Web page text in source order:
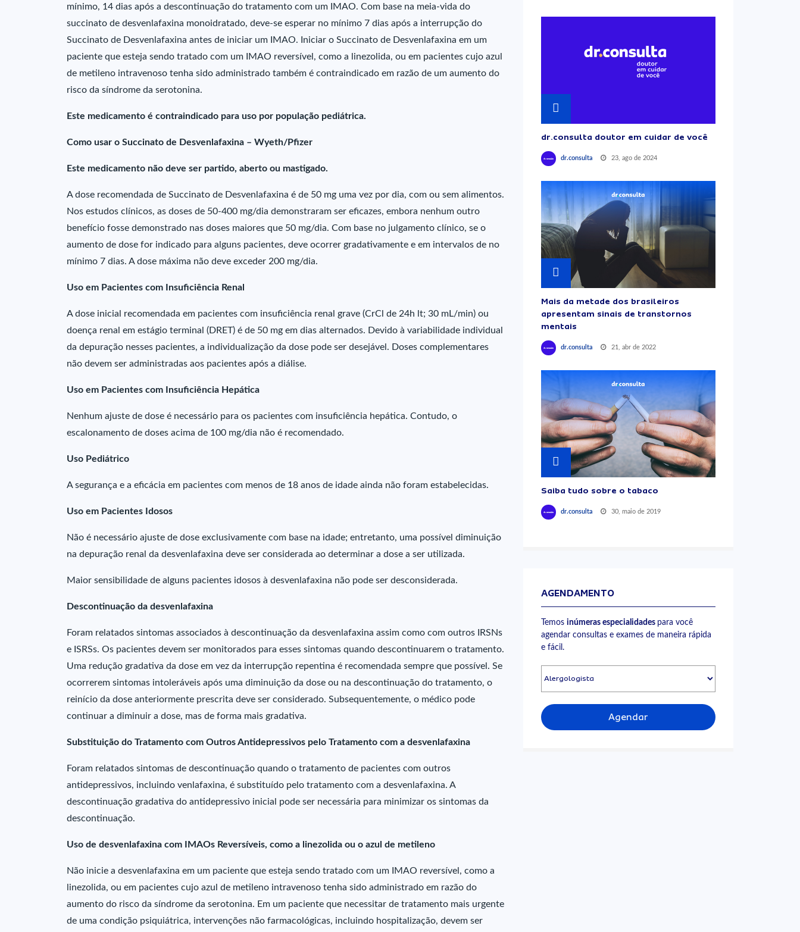
mínimo, 14 dias após a descontinuação do tratamento com um IMAO. Com base na meia-vida do
succinato de desvenlafaxina monoidratado, deve-se esperar no mínimo 7 dias após a interrupção do
Succinato de Desvenlafaxina antes de iniciar um IMAO. Iniciar o Succinato de Desvenlafaxina em um
paciente que esteja sendo tratado com um IMAO reversível, como a linezolida, ou em pacientes cujo azul
de metileno intravenoso tenha sido administrado também é contraindicado em razão de um aumento do
risco da síndrome da serotonina.
Este medicamento é contraindicado para uso por população pediátrica.
Como usar o Succinato de Desvenlafaxina – Wyeth/Pfizer
Este medicamento não deve ser partido, aberto ou mastigado.
A dose recomendada de Succinato de Desvenlafaxina é de 50 mg uma vez por dia, com ou sem alimentos.
Nos estudos clínicos, as doses de 50-400 mg/dia demonstraram ser eficazes, embora nenhum outro
benefício fosse demonstrado nas doses maiores que 50 mg/dia. Com base no julgamento clínico, se o
aumento de dose for indicado para alguns pacientes, deve ocorrer gradativamente e em intervalos de no
mínimo 7 dias. A dose máxima não deve exceder 200 mg/dia.
Uso em Pacientes com Insuficiência Renal
A dose inicial recomendada em pacientes com insuficiência renal grave (CrCl de 24h lt; 30 mL/min) ou
doença renal em estágio terminal (DRET) é de 50 mg em dias alternados. Devido à variabilidade individual
da depuração nesses pacientes, a individualização da dose pode ser desejável. Doses complementares
não devem ser administradas aos pacientes após a diálise.
Uso em Pacientes com Insuficiência Hepática
Nenhum ajuste de dose é necessário para os pacientes com insuficiência hepática. Contudo, o
escalonamento de doses acima de 100 mg/dia não é recomendado.
Uso Pediátrico
A segurança e a eficácia em pacientes com menos de 18 anos de idade ainda não foram estabelecidas.
Uso em Pacientes Idosos
Não é necessário ajuste de dose exclusivamente com base na idade; entretanto, uma possível diminuição
na depuração renal da desvenlafaxina deve ser considerada ao determinar a dose a ser utilizada.
Maior sensibilidade de alguns pacientes idosos à desvenlafaxina não pode ser desconsiderada.
Descontinuação da desvenlafaxina
Foram relatados sintomas associados à descontinuação da desvenlafaxina assim como com outros IRSNs
e ISRSs. Os pacientes devem ser monitorados para esses sintomas quando descontinuarem o tratamento.
Uma redução gradativa da dose em vez da interrupção repentina é recomendada sempre que possível. Se
ocorrerem sintomas intoleráveis após uma diminuição da dose ou na descontinuação do tratamento, o
reinício da dose anteriormente prescrita deve ser considerado. Subsequentemente, o médico pode
continuar a diminuir a dose, mas de forma mais gradativa.
Substituição do Tratamento com Outros Antidepressivos pelo Tratamento com a desvenlafaxina
Foram relatados sintomas de descontinuação quando o tratamento de pacientes com outros
antidepressivos, incluindo venlafaxina, é substituído pelo tratamento com a desvenlafaxina. A
descontinuação gradativa do antidepressivo inicial pode ser necessária para minimizar os sintomas da
descontinuação.
Uso de desvenlafaxina com IMAOs Reversíveis, como a linezolida ou o azul de metileno
Não inicie a desvenlafaxina em um paciente que esteja sendo tratado com um IMAO reversível, como a
linezolida, ou em pacientes cujo azul de metileno intravenoso tenha sido administrado em razão do
aumento do risco da síndrome da serotonina. Em um paciente que necessitar de tratamento mais urgente
de uma condição psiquiátrica, intervenções não farmacológicas, incluindo hospitalização, devem ser
dr.consulta doutor em cuidar de você
dr.consulta 23, ago de 2024
Mais da metade dos brasileiros
apresentam sinais de transtornos
mentais
dr.consulta 21, abr de 2022
Saiba tudo sobre o tabaco
dr.consulta 30, maio de 2019
AGENDAMENTO
Temos inúmeras especialidades para você
agendar consultas e exames de maneira rápida
e fácil.
Agendar